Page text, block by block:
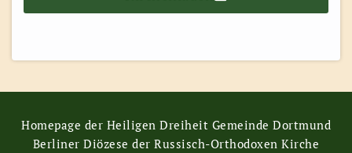
Homepage der Heiligen Dreiheit Gemeinde Dortmund
Berliner Diözese der Russisch-Orthodoxen Kirche